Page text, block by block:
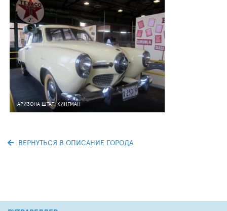
11 0
АРИЗОНА ШТАТ, КИНГМАН
ВЕРНУТЬСЯ В ОПИСАНИЕ ГОРОДА